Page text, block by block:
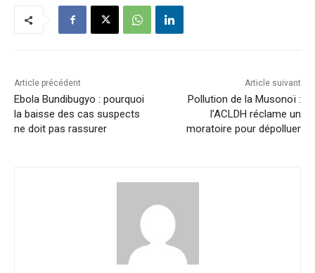
Article précédent
Ebola Bundibugyo : pourquoi
la baisse des cas suspects
ne doit pas rassurer
Article suivant
Pollution de la Musonoï :
l’ACLDH réclame un
moratoire pour dépolluer